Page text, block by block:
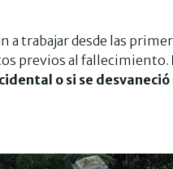
trabajar desde las
previos al fallecimiento.
o si se